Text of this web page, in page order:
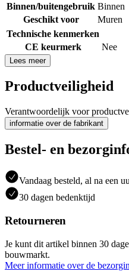
Binnen/buitengebruik Binnen
Geschikt voor
Muren
Technische kenmerken
CE keurmerk
Nee
Lees meer
Productveiligheid
Verantwoordelijk voor
informatie over de fabrikant
Bestel- en
Vandaag besteld, al na een
30 dagen bedenktijd
Retourneren
Je kunt dit artikel binnen 30
bouwmarkt.
Meer informatie over de